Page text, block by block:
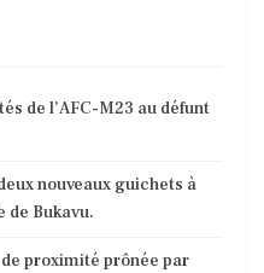
de l’AFC-M23 au défunt
nouveaux guichets à
de Bukavu.
proximité prônée par